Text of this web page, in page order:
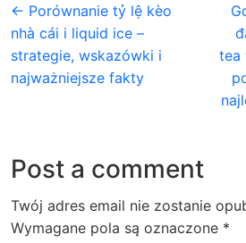
← Porównanie tỷ lệ kèo
nhà cái i liquid ice –
strategie, wskazówki i
najważniejsze fakty
tea
Post a comment
Twój adres email nie zostanie
Wymagane pola są oznaczone *